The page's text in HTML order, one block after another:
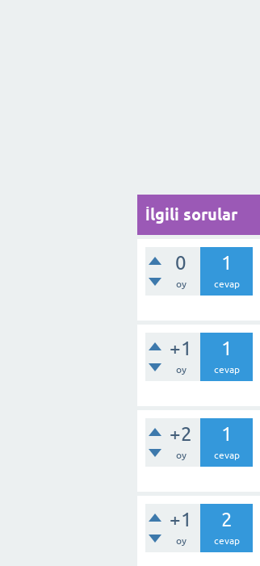
İlgili sorular
0
oy
1
cevap
+1
oy
1
cevap
+2
oy
1
cevap
+1
oy
2
cevap